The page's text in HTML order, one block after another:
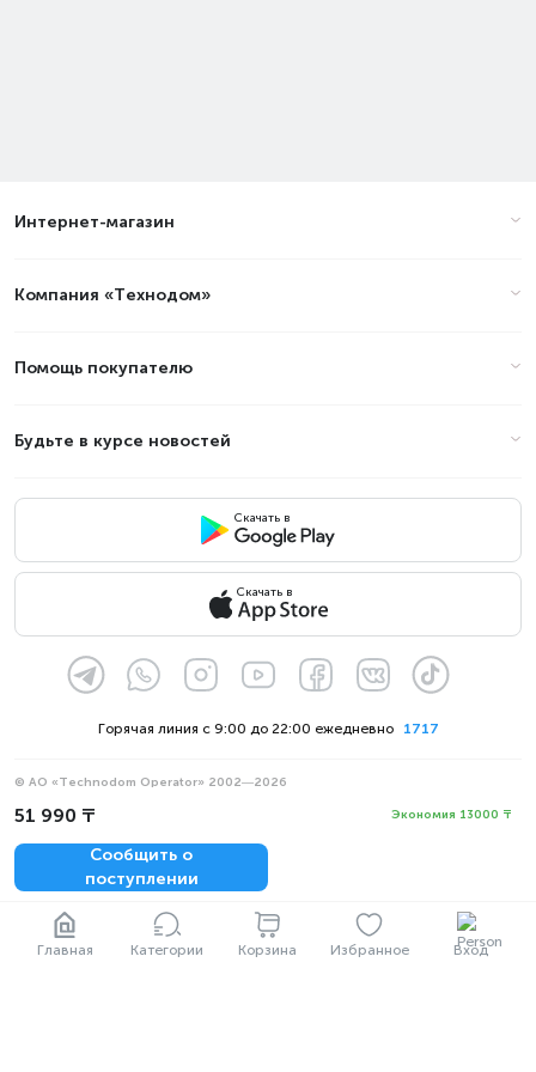
Главная Категории Корзина Избранное Вход
51 990 ₸ Экономия 13000 ₸
Сообщить о
поступлении
Интернет-магазин
Компания «Технодом»
Помощь покупателю
Будьте в курсе новостей
Скачать в
Скачать в
1717
Горячая линия с 9:00 до 22:00 ежедневно
© АО «Technodom Operator» 2002—2026
Мы принимаем:
Политика конфиденциальности